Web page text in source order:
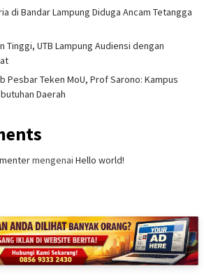
di Bandar Lampung Diduga Ancam Tetangga
Tinggi, UTB Lampung Audiensi dengan
Pesbar Teken MoU, Prof Sarono: Kampus
Daerah
mengenai Hello world!